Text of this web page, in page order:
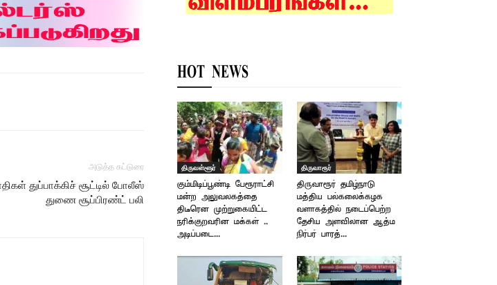
அடுத்த கட்டுரை
துப்பாக்கிச் சூட்டில் போலீஸ்
துணை சூப்பிரண்ட் பலி
HOT NEWS
திருவள்ளூர்
கும்மிடிப்பூண்டி பேரூராட்சி
மன்ற அலுவலகத்தை
திடீரென முற்றுகையிட்ட
நரிக்குறவரின மக்கள் ..
அடிப்படை...
திருவாரூர்
திருவாரூர் தமிழ்நாடு
மத்திய பல்கலைக்கழக
வளாகத்தில் நடைப்பெற்ற
தேசிய அளவிலான ஆத்ம
நிர்பர் பாரத்...